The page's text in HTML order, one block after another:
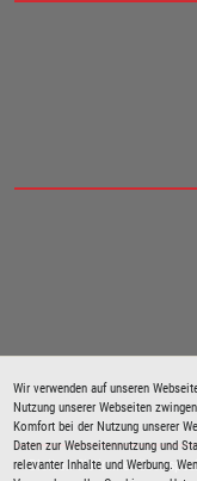
Wir verwenden auf unseren
Nutzung unserer Webseiten
Komfort bei der Nutzung unserer
Daten zur Webseitennutzung und
relevanter Inhalte und Werbung.
Bleiben Sie immer über